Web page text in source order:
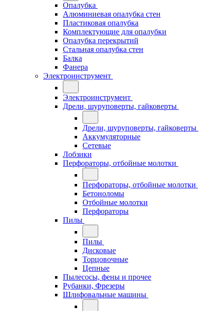
Опалубка
Алюминиевая опалубка стен
Пластиковая опалубка
Комплектующие для опалубки
Опалубка перекрытий
Стальная опалубка стен
Балка
Фанера
Электроинструмент
Электроинструмент
Дрели, шуруповерты, гайковерты
Дрели, шуруповерты, гайковерты
Аккумуляторные
Сетевые
Лобзики
Перфораторы, отбойные молотки
Перфораторы, отбойные молотки
Бетоноломы
Отбойные молотки
Перфораторы
Пилы
Пилы
Дисковые
Торцовочные
Цепные
Пылесосы, фены и прочее
Рубанки, Фрезеры
Шлифовальные машины